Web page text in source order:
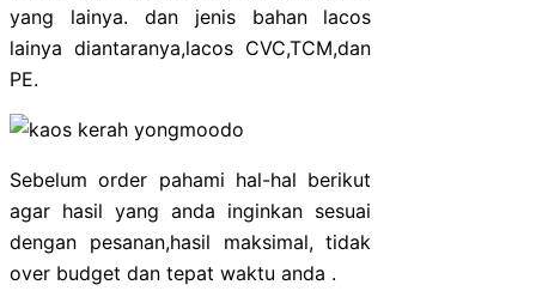
yang lainya. dan jenis bahan lacos
lainya diantaranya,lacos CVC,TCM,dan
PE.
Sebelum order pahami hal-hal berikut
agar hasil yang anda inginkan sesuai
dengan pesanan,hasil maksimal, tidak
over budget dan tepat waktu anda .